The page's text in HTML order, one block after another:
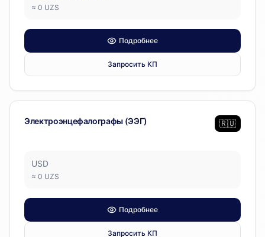
≈ 0 UZS
Подробнее
Запросить КП
Диагностическое оборудование
Электроэнцефалографы (ЭЭГ) 🇷🇺
USD
≈ 0 UZS
Подробнее
Запросить КП